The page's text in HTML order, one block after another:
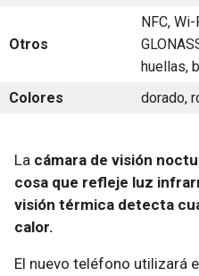
Otros
NFC,
huellas,
Colores
dorado,
La cámara de visión
cosa que refleje luz
visión térmica detecta
calor.
El nuevo teléfono utilizará